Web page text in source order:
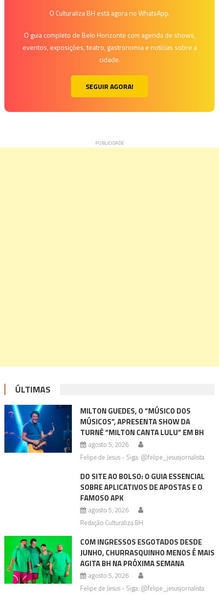
O Culturaliza BH está agora no WhatsApp.
O guia completo de Belo Horizonte com agenda de shows,
eventos, exposições, teatro, gastronomia e notícias sobre a
cidade.
SEGUIR AGORA!
ÚLTIMAS
MILTON GUEDES, O “MÚSICO DOS
MÚSICOS”, APRESENTA SHOW DA
TURNÊ “MILTON CANTA LULU” EM BH
agosto 5, 2026
Felipe de Jesus - Siga: @felipe_jesusjornalista
DO SITE AO BOLSO: O GUIA ESSENCIAL
SOBRE APLICATIVOS DE APOSTAS E O
FAMOSO APK
agosto 5, 2026
Redação Culturaliza BH
COM INGRESSOS ESGOTADOS DESDE
JUNHO, CHURRASQUINHO MENOS É MAIS
AGITA BH NA PRÓXIMA SEMANA
agosto 5, 2026
Felipe de Jesus - Siga: @felipe_jesusjornalista